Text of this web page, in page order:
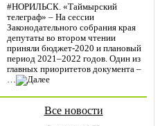
#НОРИЛЬСК. «Таймырский
телеграф» – На сессии
Законодательного собрания края
депутаты во втором чтении
приняли бюджет-2020 и плановый
период 2021–2022 годов. Один из
главных приоритетов документа –
…
Все новости